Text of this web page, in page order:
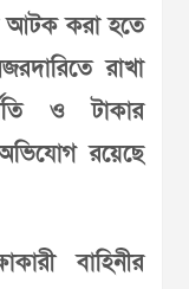
আটক করা হতে
রাখা
ও টাকার
রয়েছে
বাহিনীর